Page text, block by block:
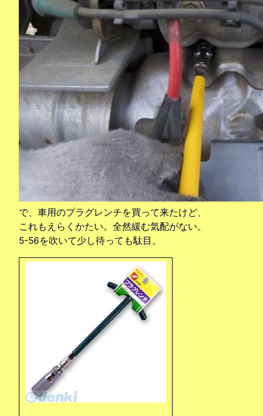
で、車用のプラグレンチを買って来たけど、
これもえらくかたい。全然緩む気配がない。
5-56を吹いて少し待っても駄目。